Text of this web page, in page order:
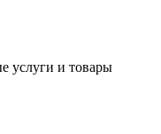
услуги и товары